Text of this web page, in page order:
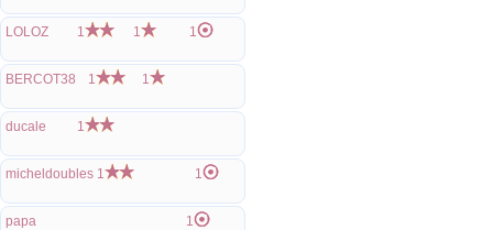
LOLOZ 1 1 1
BERCOT38 1 1
ducale 1
micheldoubles 1 1
papa 1